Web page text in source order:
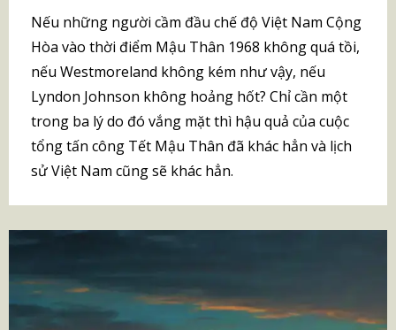
Nếu những người cầm đầu chế độ Việt Nam Cộng
Hòa vào thời điểm Mậu Thân 1968 không quá tồi,
nếu Westmoreland không kém như vậy, nếu
Lyndon Johnson không hoảng hốt? Chỉ cần một
trong ba lý do đó vắng mặt thì hậu quả của cuộc
tổng tấn công Tết Mậu Thân đã khác hẳn và lịch
sử Việt Nam cũng sẽ khác hẳn.